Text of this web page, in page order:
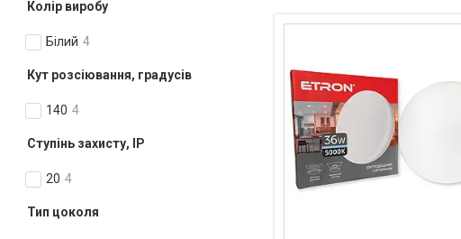
Колір виробу
Білий 4
Кут розсіювання, градусів
140 4
Ступінь захисту, IP
20 4
Тип цоколя